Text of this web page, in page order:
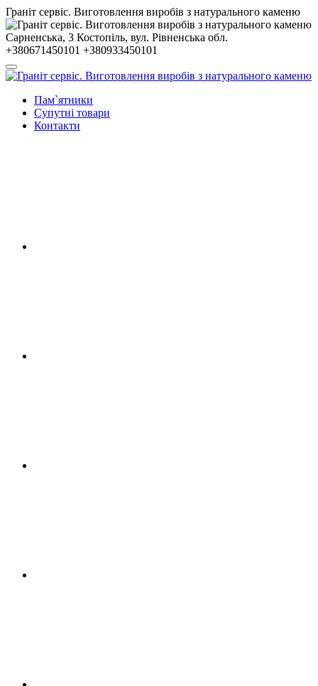
Гранiт сервiс. Виготовлення виробів з натурального каменю
Сарненська, 3 Костопiль, вул. Рiвненська обл.
+380671450101 +380933450101
Пам`ятники
Супутні товари
Контакти